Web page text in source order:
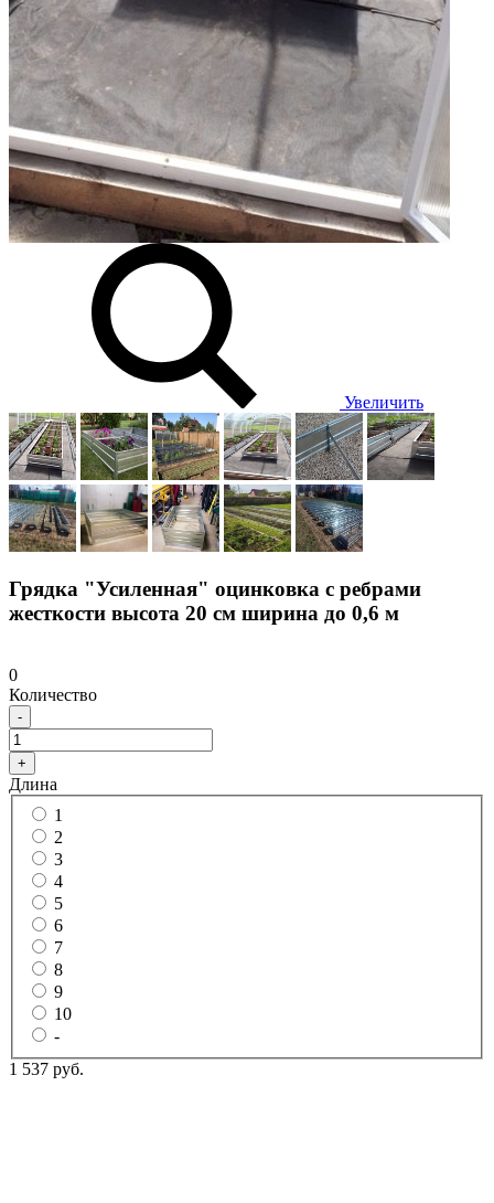
Увеличить
Грядка "Усиленная" оцинковка с ребрами
жесткости высота 20 см ширина до 0,6 м
0
Количество
-
+
Длина
1
2
3
4
5
6
7
8
9
10
-
1 537 руб.